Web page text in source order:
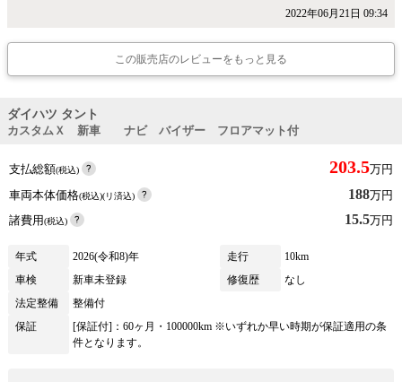
2022年06月21日 09:34
この販売店のレビューをもっと見る
ダイハツ タント
カスタムＸ 新車 ナビ バイザー フロアマット付
支払総額(税込) 203.5万円
車両本体価格(税込)(リ済込) 188万円
諸費用(税込) 15.5万円
年式 2026(令和8)年 走行
10km
車検
新車未登録 修復歴
なし
法定整備
整備付
保証
[保証付]：60ヶ月・100000km ※いずれか早い時期が保証適用の条
件となります。